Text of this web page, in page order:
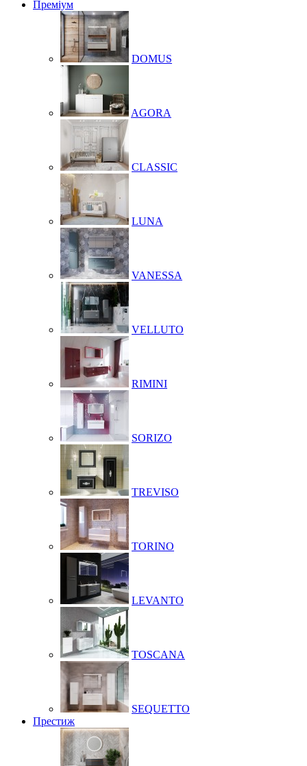
Преміум
DOMUS
AGORA
CLASSIC
LUNA
VANESSA
VELLUTO
RIMINI
SORIZO
TREVISO
TORINO
LEVANTO
TOSCANA
SEQUETTO
Престиж